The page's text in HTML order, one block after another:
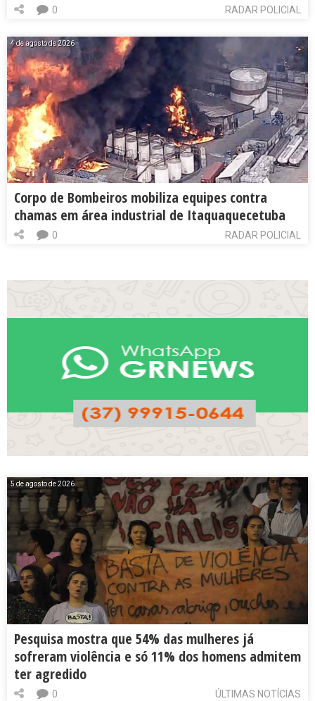
RADAR POLICIAL
0
4 de agosto de 2026
Corpo de Bombeiros mobiliza equipes contra
chamas em área industrial de Itaquaquecetuba
RADAR POLICIAL
0
5 de agosto de 2026
Pesquisa mostra que 54% das mulheres já
sofreram violência e só 11% dos homens admitem
ter agredido
ÚLTIMAS NOTÍCIAS
0